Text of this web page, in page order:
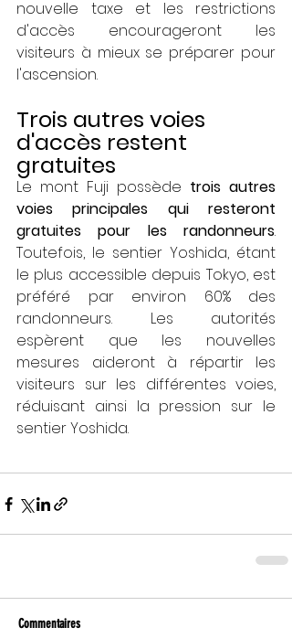
nouvelle taxe et les restrictions
d'accès encourageront les
visiteurs à mieux se préparer pour
l'ascension.
Trois autres voies
d'accès restent
gratuites
Le mont Fuji possède trois autres
voies principales qui resteront
gratuites pour les randonneurs.
Toutefois, le sentier Yoshida, étant
le plus accessible depuis Tokyo, est
préféré par environ 60% des
randonneurs. Les autorités
espèrent que les nouvelles
mesures aideront à répartir les
visiteurs sur les différentes voies,
réduisant ainsi la pression sur le
sentier Yoshida.
Commentaires